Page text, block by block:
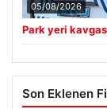
05/08/2026
Park yeri
Son Eklenen